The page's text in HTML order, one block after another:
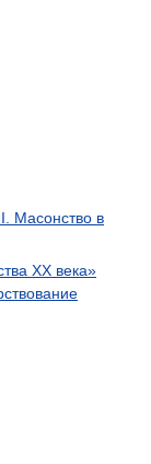
Масонство в
XX века»